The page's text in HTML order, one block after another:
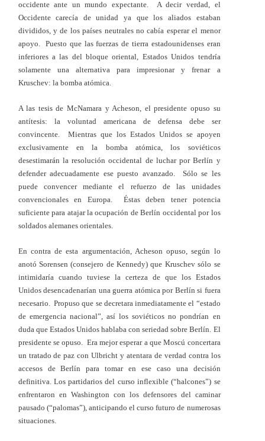
occidente ante un mundo expectante. A decir verdad, el
Occidente carecía de unidad ya que los aliados estaban
divididos, y de los países neutrales no cabía esperar el menor
apoyo. Puesto que las fuerzas de tierra estadounidenses eran
inferiores a las del bloque oriental, Estados Unidos tendría
solamente una alternativa para impresionar y frenar a
Kruschev: la bomba atómica.
A las tesis de McNamara y Acheson, el presidente opuso su
antítesis: la voluntad americana de defensa debe ser
convincente. Mientras que los Estados Unidos se apoyen
exclusivamente en la bomba atómica, los soviéticos
desestimarán la resolución occidental de luchar por Berlín y
defender adecuadamente ese puesto avanzado. Sólo se les
puede convencer mediante el refuerzo de las unidades
convencionales en Europa. Éstas deben tener potencia
suficiente para atajar la ocupación de Berlín occidental por los
soldados alemanes orientales.
En contra de esta argumentación, Acheson opuso, según lo
anotó Sorensen (consejero de Kennedy) que Kruschev sólo se
intimidaría cuando tuviese la certeza de que los Estados
Unidos desencadenarían una guerra atómica por Berlín si fuera
necesario. Propuso que se decretara inmediatamente el “estado
de emergencia nacional”, así los soviéticos no pondrían en
duda que Estados Unidos hablaba con seriedad sobre Berlín. El
presidente se opuso. Era mejor esperar a que Moscú concertara
un tratado de paz con Ulbricht y atentara de verdad contra los
accesos de Berlín para tomar en ese caso una decisión
definitiva. Los partidarios del curso inflexible (“halcones”) se
enfrentaron en Washington con los defensores del caminar
pausado (“palomas”), anticipando el curso futuro de numerosas
situaciones.